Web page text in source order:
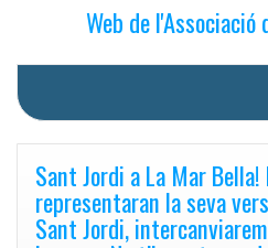
Web de l'Associació
Sant Jordi a La Mar
representaran la seva
Sant Jordi,